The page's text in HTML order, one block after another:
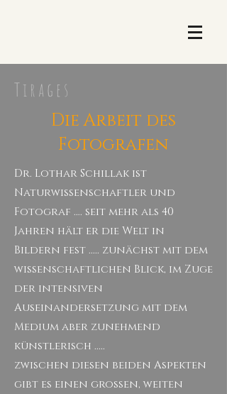
T i r a g e s
Die Arbeit des
Fotografen
Dr. Lothar Schillak ist
Naturwissenschaftler und
Fotograf …. seit mehr als 40
Jahren hält er die Welt in
Bildern fest ..... zunächst mit dem
wissenschaftlichen Blick, im Zuge
der intensiven
Auseinandersetzung mit dem
Medium aber zunehmend
künstlerisch .....
zwischen diesen beiden Aspekten
gibt es einen großen, weiten